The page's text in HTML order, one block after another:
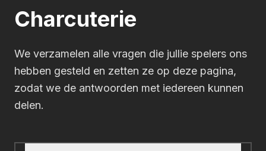
Charcuterie
We verzamelen alle vragen die jullie spelers ons
hebben gesteld en zetten ze op deze pagina,
zodat we de antwoorden met iedereen kunnen
delen.